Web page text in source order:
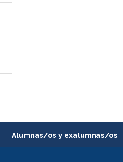
Alumnas/os y exalumnas/os